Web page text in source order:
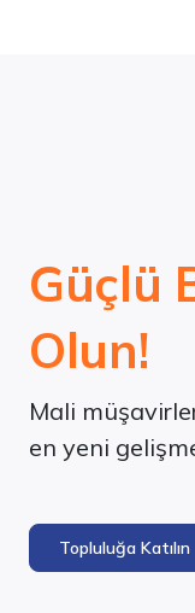
Güçlü
Olun!
Mali
en yeni
Topluluğa Katılın